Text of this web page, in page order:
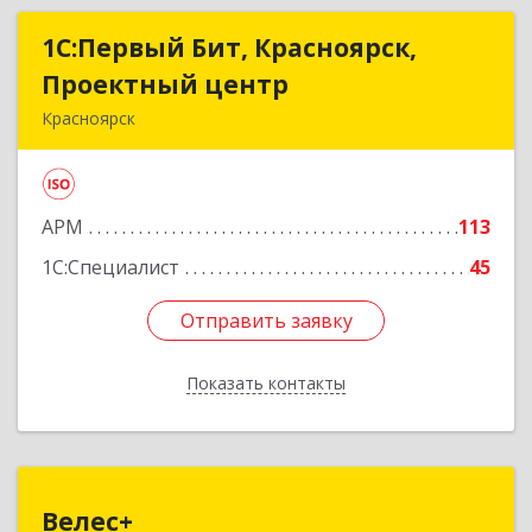
1С:Первый Бит, Красноярск,
Проектный центр
Красноярск
АРМ
113
1С:Специалист
45
Отправить заявку
Показать контакты
1С:Первый Бит, Красноярск,
Проектный центр
Подробнее
Отправить заявку
Назад
Велес+